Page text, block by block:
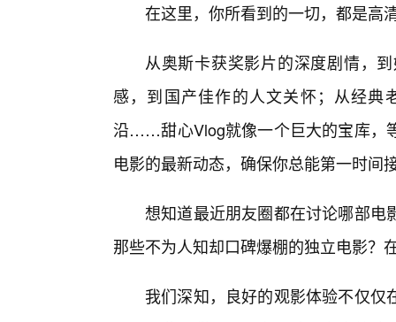
在这里，你所看到的一切，都是高
从奥斯卡获奖影片的深度剧情，
感，到国产佳作的人文关怀；从经典
沿……甜心Vlog就像一个巨大的宝库，
电影的最新动态，确保你总能第一时间
想知道最近朋友圈都在讨论哪部电
那些不为人知却口碑爆棚的独立电影？
我们深知，良好的观影体验不仅